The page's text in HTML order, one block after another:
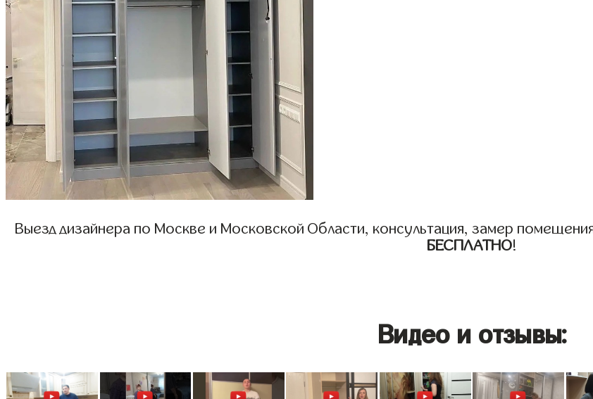
Выезд дизайнера по Москве и Московской Области, консультация, замер
БЕСПЛАТНО!
Видео и отзывы: